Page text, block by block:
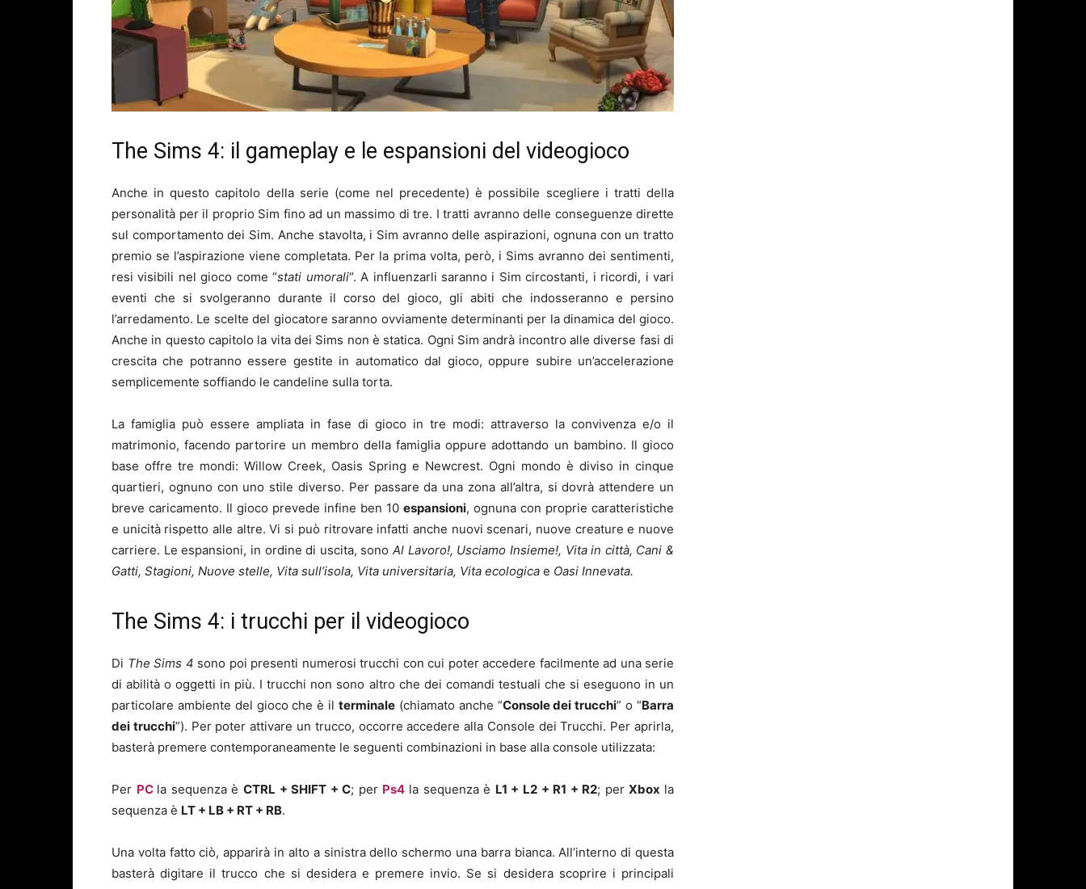
The Sims 4: il gameplay e le espansioni del videogioco
Anche in questo capitolo della serie (come nel precedente) è possibile scegliere i tratti della
personalità per il proprio Sim fino ad un massimo di tre. I tratti avranno delle conseguenze dirette
sul comportamento dei Sim. Anche stavolta, i Sim avranno delle aspirazioni, ognuna con un tratto
premio se l’aspirazione viene completata. Per la prima volta, però, i Sims avranno dei sentimenti,
resi visibili nel gioco come “stati umorali“. A influenzarli saranno i Sim circostanti, i ricordi, i vari
eventi che si svolgeranno durante il corso del gioco, gli abiti che indosseranno e persino
l’arredamento. Le scelte del giocatore saranno ovviamente determinanti per la dinamica del gioco.
Anche in questo capitolo la vita dei Sims non è statica. Ogni Sim andrà incontro alle diverse fasi di
crescita che potranno essere gestite in automatico dal gioco, oppure subire un’accelerazione
semplicemente soffiando le candeline sulla torta.
La famiglia può essere ampliata in fase di gioco in tre modi: attraverso la convivenza e/o il
matrimonio, facendo partorire un membro della famiglia oppure adottando un bambino. Il gioco
base offre tre mondi: Willow Creek, Oasis Spring e Newcrest. Ogni mondo è diviso in cinque
quartieri, ognuno con uno stile diverso. Per passare da una zona all’altra, si dovrà attendere un
breve caricamento. Il gioco prevede infine ben 10 espansioni, ognuna con proprie caratteristiche
e unicità rispetto alle altre. Vi si può ritrovare infatti anche nuovi scenari, nuove creature e nuove
carriere. Le espansioni, in ordine di uscita, sono Al Lavoro!, Usciamo Insieme!, Vita in città, Cani &
Gatti, Stagioni, Nuove stelle, Vita sull’isola, Vita universitaria, Vita ecologica e Oasi Innevata.
The Sims 4: i trucchi per il videogioco
Di The Sims 4 sono poi presenti numerosi trucchi con cui poter accedere facilmente ad una serie
di abilità o oggetti in più. I trucchi non sono altro che dei comandi testuali che si eseguono in un
particolare ambiente del gioco che è il terminale (chiamato anche “Console dei trucchi” o “Barra
dei trucchi”). Per poter attivare un trucco, occorre accedere alla Console dei Trucchi. Per aprirla,
basterà premere contemporaneamente le seguenti combinazioni in base alla console utilizzata:
Per PC la sequenza è CTRL + SHIFT + C; per Ps4 la sequenza è L1 + L2 + R1 + R2; perXbox la
sequenza è LT + LB + RT + RB.
Una volta fatto ciò, apparirà in alto a sinistra dello schermo una barra bianca. All’interno di questa
basterà digitare il trucco che si desidera e premere invio. Se si desidera scoprire i principali